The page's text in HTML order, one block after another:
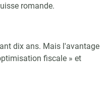
romande.
dix ans. Mais l'avantage
fiscale » et